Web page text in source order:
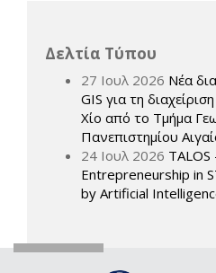
Δελτία Τύπου
27 Ιουλ 2026 Νέα
GIS για τη
Χίο από το Τμήμα
Πανεπιστημίου
24 Ιουλ 2026 TALOS
Entrepreneurship in
by Artificial